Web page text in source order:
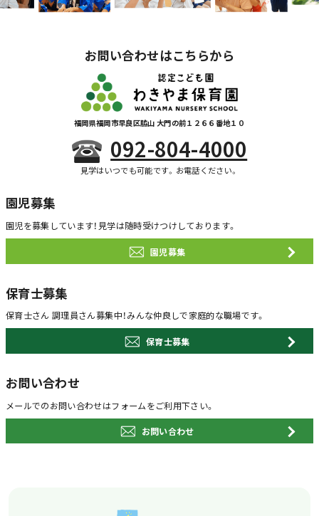
お問い合わせはこちらから
福岡県福岡市早良区脇山 大門の前１２６６番地１０
092-804-4000
見学はいつでも可能です。お電話ください。
園児募集
園児を募集しています！ 見学は随時受けつけしております。
園児募集
保育士募集
保育士さん 調理員さん募集中！みんな仲良しで家庭的な職場です。
保育士募集
お問い合わせ
メールでのお問い合わせはフォームをご利用下さい。
お問い合わせ